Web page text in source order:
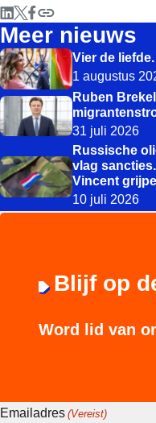
Meer nieuws
Vier de
1 augustus
Ruben
31 juli 2026
Russische
vlag
Vincent
10 juli 2026
Blijf op
Word lid van
Emailadres (Vereist)